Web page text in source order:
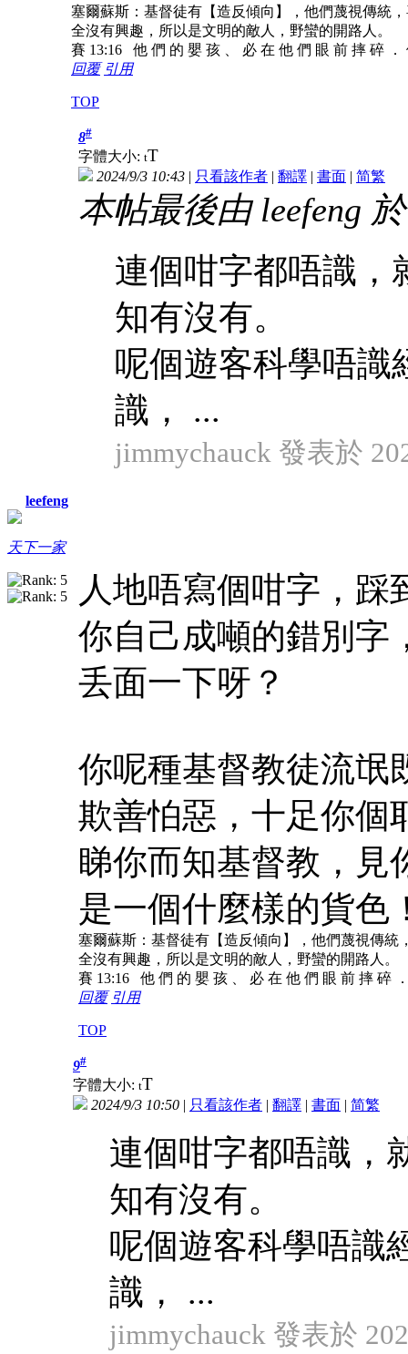
塞爾蘇斯：基督徒有【造反傾向】，他們蔑視傳統
全沒有興趣，所以是文明的敵人，野蠻的開路人。
賽 13:16 他 們 的 嬰 孩 、 必 在 他 們 眼 前 摔 碎
回覆 引用
TOP
leefeng
天下一家
8#
字體大小: tT
2024/9/3 10:43 | 只看該作者 | 翻譯 | 書面 | 简繁
本帖最後由 leefeng
連個咁字都唔識，
知有沒有。
呢個遊客科學唔識
識， ...
jimmychauck 發表於
人地唔寫個咁字，踩
你自己成噸的錯別字
丢面一下呀？
你呢種基督教徒流氓
欺善怕惡，十足你個
睇你而知基督教，見
是一個什麼樣的貨色
塞爾蘇斯：基督徒有【造反傾向】，他們蔑視傳
全沒有興趣，所以是文明的敵人，野蠻的開路人。
賽 13:16 他 們 的 嬰 孩 、 必 在 他 們 眼 前 摔 碎
回覆 引用
TOP
9#
字體大小: tT
2024/9/3 10:50 | 只看該作者 | 翻譯 | 書面 | 简繁
連個咁字都唔識，
知有沒有。
呢個遊客科學唔識
識， ...
jimmychauck 發表於